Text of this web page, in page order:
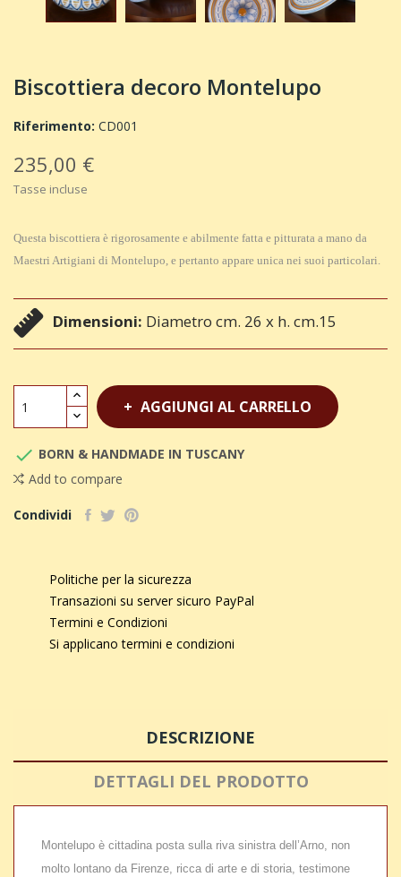
Biscottiera decoro Montelupo
Riferimento: CD001
235,00 €
Tasse incluse
Questa biscottiera è rigorosamente e abilmente fatta e pitturata a mano da
Maestri Artigiani di Montelupo, e pertanto appare unica nei suoi particolari.
Dimensioni: Diametro cm. 26 x h. cm.15
AGGIUNGI AL CARRELLO
 BORN & HANDMADE IN TUSCANY
Add to compare
Condividi
Politiche per la sicurezza
Transazioni su server sicuro PayPal
Termini e Condizioni
Si applicano termini e condizioni
DESCRIZIONE
DETTAGLI DEL PRODOTTO
Montelupo è cittadina posta sulla riva sinistra dell’Arno, non
molto lontano da Firenze, ricca di arte e di storia, testimone